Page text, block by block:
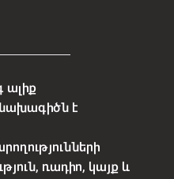
ալիք
է
ռադիո, կայք և